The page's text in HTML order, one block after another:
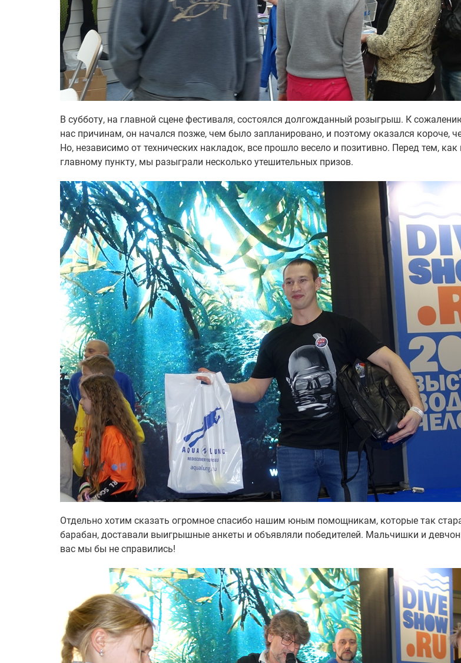
В субботу, на главной сцене фестиваля, состоялся долгожданный розыгрыш. К
нас причинам, он начался позже, чем было запланировано, и поэтому оказался короче,
Но, независимо от технических накладок, все прошло весело и позитивно. Перед тем, как
главному пункту, мы разыграли несколько утешительных призов.
Отдельно хотим сказать огромное спасибо нашим юным помощникам, которые так
барабан, доставали выигрышные анкеты и объявляли победителей. Мальчишки и
вас мы бы не справились!